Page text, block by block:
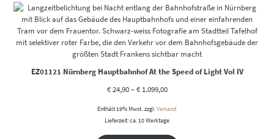
EZ01121 Nürnberg Hauptbahnhof At the Speed of Light Vol IV
€24,90–€1.099,00
Enthält 19% Mwst. zzgl. Versand
Lieferzeit: ca. 10 Werktage